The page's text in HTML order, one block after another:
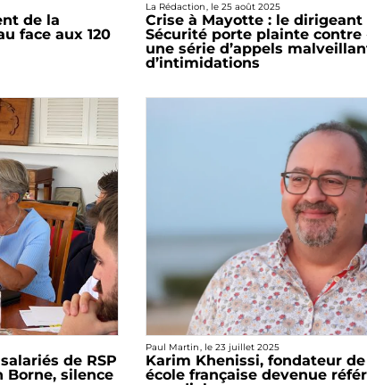
de la
face aux 120
La Rédaction, le 25 août 2025
Crise à Mayotte : le dirigeant
Sécurité porte plainte contre
une série d’appels
d’intimidations
de RSP
Borne, silence
Paul Martin, le 23 juillet 2025
Karim Khenissi, fondateur de
école française devenue